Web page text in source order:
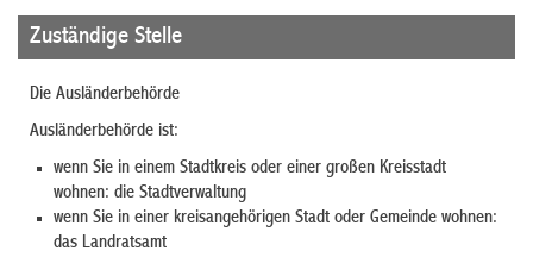
Zuständige Stelle
Die Ausländerbehörde
Ausländerbehörde ist:
wenn Sie in einem Stadtkreis oder einer großen Kreisstadt
wohnen: die Stadtverwaltung
wenn Sie in einer kreisangehörigen Stadt oder Gemeinde wohnen:
das Landratsamt